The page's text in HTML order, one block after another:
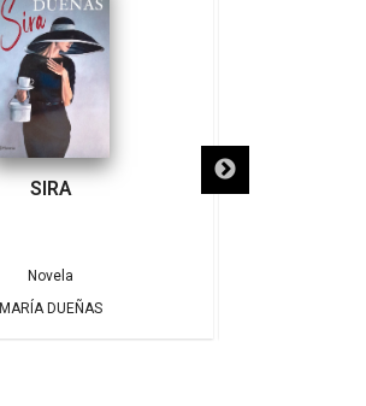
SIRA
Novela
MARÍA DUEÑAS